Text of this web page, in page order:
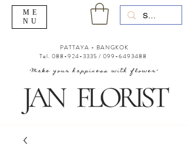
"Make your happiness with flower"
PATTAYA - BANGKOK
Tel. 088-924-3335 / 099-6493488
ME
NU